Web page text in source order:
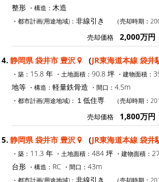
整形 ・構造： 木造
・都市計画(用途地域)： 非線引き （売却時期：
売却価格 2,000万円
4. 静岡県 袋井市 豊沢 （JR東海道本線 袋井
・築： 15.8 年 ・土地面積： 90.8 坪 ・建物面積：
地等 ・構造： 軽量鉄骨造 ・間口： 4.5m
・都市計画(用途地域)： １低住専 （売却時期：
売却価格 1,800万円
5. 静岡県 袋井市 豊沢 （JR東海道本線 袋井
・築： 11.3 年 ・土地面積： 484 坪 ・建物面積：
台形 ・構造： RC ・間口： 43m
・都市計画(用途地域)： 非線引き （売却時期：